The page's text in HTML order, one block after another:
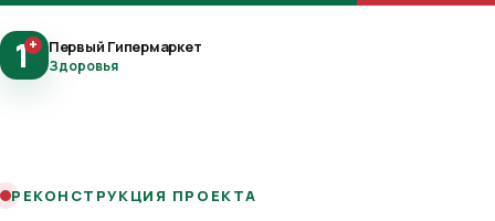
1+ Первый Гипермаркет
Здоровья
РЕКОНСТРУКЦИЯ ПРОЕКТА